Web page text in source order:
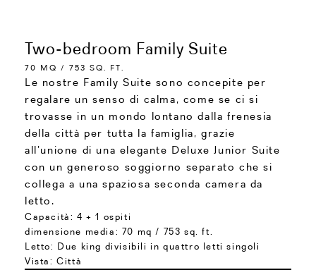
Two-bedroom Family Suite
70 MQ / 753 SQ. FT.
Le nostre Family Suite sono concepite per
regalare un senso di calma, come se ci si
trovasse in un mondo lontano dalla frenesia
della città per tutta la famiglia, grazie
all’unione di una elegante Deluxe Junior Suite
con un generoso soggiorno separato che si
collega a una spaziosa seconda camera da
letto.
Capacità: 4 + 1 ospiti
dimensione media: 70 mq / 753 sq. ft.
Letto: Due king divisibili in quattro letti singoli
Vista:Città